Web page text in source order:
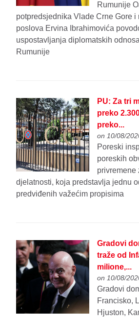
Rumunije
potpredsjednika Vlade Crne Gore i
poslova Ervina Ibrahimovića
uspostavljanja diplomatskih
Rumunije
PU: Za tri
preko
preko...
on 10/08/
Poreski
poreskih
privremene
djelatnosti, koja predstavlja jednu
predviđenih važećim propisima
Gradovi
traže od
milione,...
on 10/08/
Gradovi
Francisko,
Hjuston,